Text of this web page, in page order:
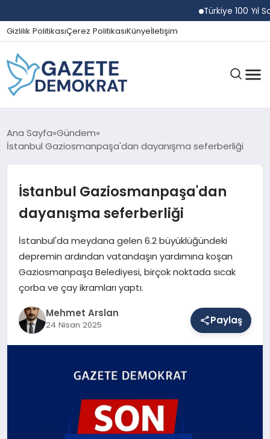
Türkiye 100 Yıl
Gizlilik PolitikasıÇerez PolitikasıKünyeİletişim
GÜNDEM
SPOR
MAGAZIN
SAĞLIK
Ana Sayfa Gündem
İstanbul Gaziosmanpaşa'dan dayanışma seferberliği
İstanbul Gaziosmanpaşa'dan
dayanışma seferberliği
İstanbul'da meydana gelen 6.2 büyüklüğündeki
depremin ardından vatandaşın yardımına koşan
Gaziosmanpaşa Belediyesi, birçok noktada sıcak
çorba ve çay ikramları yaptı.
Mehmet Arslan
24 Nisan 2025 Paylaş